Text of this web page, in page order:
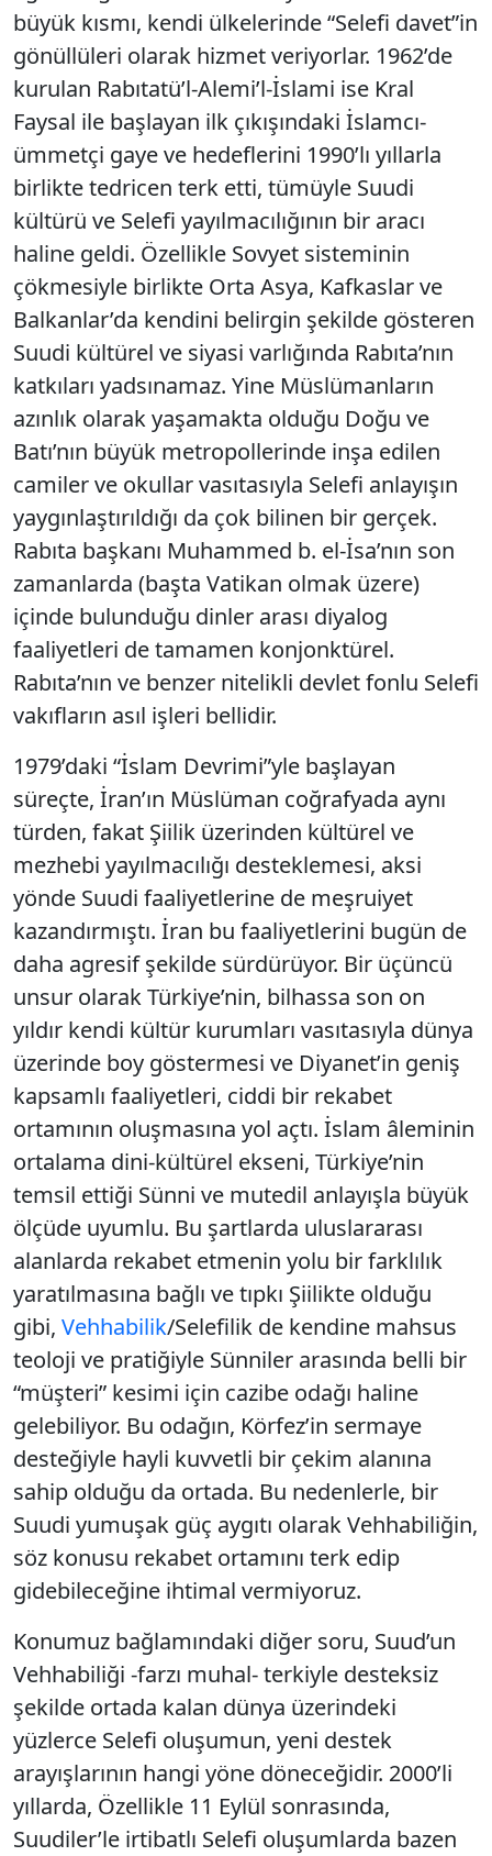
büyük kısmı, kendi ülkelerinde “Selefi davet”in
gönüllüleri olarak hizmet veriyorlar. 1962’de
kurulan Rabıtatü’l-Alemi’l-İslami ise Kral
Faysal ile başlayan ilk çıkışındaki İslamcı-
ümmetçi gaye ve hedeflerini 1990’lı yıllarla
birlikte tedricen terk etti, tümüyle Suudi
kültürü ve Selefi yayılmacılığının bir aracı
haline geldi. Özellikle Sovyet sisteminin
çökmesiyle birlikte Orta Asya, Kafkaslar ve
Balkanlar’da kendini belirgin şekilde gösteren
Suudi kültürel ve siyasi varlığında Rabıta’nın
katkıları yadsınamaz. Yine Müslümanların
azınlık olarak yaşamakta olduğu Doğu ve
Batı’nın büyük metropollerinde inşa edilen
camiler ve okullar vasıtasıyla Selefi anlayışın
yaygınlaştırıldığı da çok bilinen bir gerçek.
Rabıta başkanı Muhammed b. el-İsa’nın son
zamanlarda (başta Vatikan olmak üzere)
içinde bulunduğu dinler arası diyalog
faaliyetleri de tamamen konjonktürel.
Rabıta’nın ve benzer nitelikli devlet fonlu Selefi
vakıfların asıl işleri bellidir.
1979’daki “İslam Devrimi”yle başlayan
süreçte, İran’ın Müslüman coğrafyada aynı
türden, fakat Şiilik üzerinden kültürel ve
mezhebi yayılmacılığı desteklemesi, aksi
yönde Suudi faaliyetlerine de meşruiyet
kazandırmıştı. İran bu faaliyetlerini bugün de
daha agresif şekilde sürdürüyor. Bir üçüncü
unsur olarak Türkiye’nin, bilhassa son on
yıldır kendi kültür kurumları vasıtasıyla dünya
üzerinde boy göstermesi ve Diyanet’in geniş
kapsamlı faaliyetleri, ciddi bir rekabet
ortamının oluşmasına yol açtı. İslam âleminin
ortalama dini-kültürel ekseni, Türkiye’nin
temsil ettiği Sünni ve mutedil anlayışla büyük
ölçüde uyumlu. Bu şartlarda uluslararası
alanlarda rekabet etmenin yolu bir farklılık
yaratılmasına bağlı ve tıpkı Şiilikte olduğu
gibi, Vehhabilik/Selefilik de kendine mahsus
teoloji ve pratiğiyle Sünniler arasında belli bir
“müşteri” kesimi için cazibe odağı haline
gelebiliyor. Bu odağın, Körfez’in sermaye
desteğiyle hayli kuvvetli bir çekim alanına
sahip olduğu da ortada. Bu nedenlerle, bir
Suudi yumuşak güç aygıtı olarak Vehhabiliğin,
söz konusu rekabet ortamını terk edip
gidebileceğine ihtimal vermiyoruz.
Konumuz bağlamındaki diğer soru, Suud’un
Vehhabiliği -farzı muhal- terkiyle desteksiz
şekilde ortada kalan dünya üzerindeki
yüzlerce Selefi oluşumun, yeni destek
arayışlarının hangi yöne döneceğidir. 2000’li
yıllarda, Özellikle 11 Eylül sonrasında,
Suudiler’le irtibatlı Selefi oluşumlarda bazen